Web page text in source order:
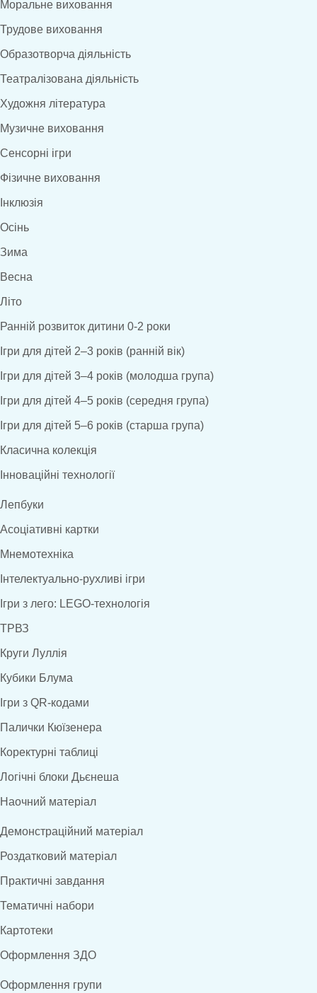
Моральне виховання
Трудове виховання
Образотворча діяльність
Театралізована діяльність
Художня література
Музичне виховання
Сенсорні ігри
Фізичне виховання
Інклюзія
Осінь
Зима
Весна
Літо
Ранній розвиток дитини 0-2 роки
Ігри для дітей 2–3 років (ранній вік)
Ігри для дітей 3–4 років (молодша група)
Ігри для дітей 4–5 років (середня група)
Ігри для дітей 5–6 років (старша група)
Класична колекція
Інноваційні технології
Лепбуки
Асоціативні картки
Мнемотехніка
Інтелектуально-рухливі ігри
Ігри з лего: LEGO-технологія
ТРВЗ
Круги Луллія
Кубики Блума
Ігри з QR-кодами
Палички Кюїзенера
Коректурні таблиці
Логічні блоки Дьєнеша
Наочний матеріал
Демонстраційний матеріал
Роздатковий матеріал
Практичні завдання
Тематичні набори
Картотеки
Оформлення ЗДО
Оформлення групи